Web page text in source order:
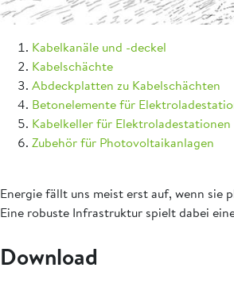
Kabelkanäle und -deckel
Kabelschächte
Abdeckplatten zu Kabelschächten
Betonelemente für
Kabelkeller für Elektroladestationen
Zubehör für Photovoltaikanlagen
Energie fällt uns meist erst auf, wenn sie
Eine robuste Infrastruktur spielt dabei
Download